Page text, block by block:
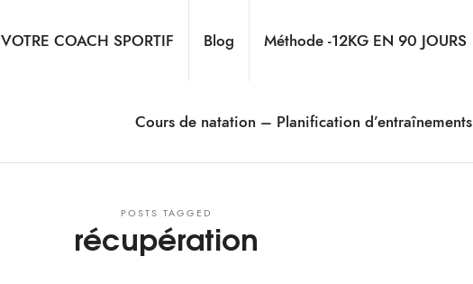
VOTRE COACH SPORTIF Blog Méthode -12KG EN 90 JOURS
Cours de natation – Planification d’entraînements
POSTS TAGGED
récupération